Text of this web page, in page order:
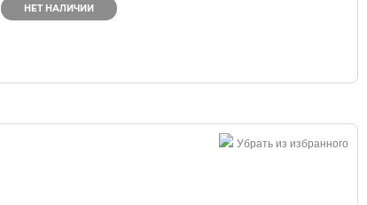
НЕТ НАЛИЧИИ
Убрать из избранного